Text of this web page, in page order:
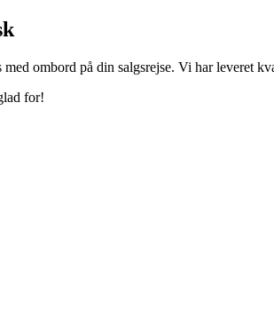
ombord på din salgsrejse. Vi har leveret
for!